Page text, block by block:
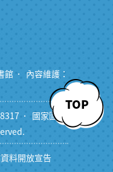
TOP
館
內容維護：
國家圖書
料開放宣告